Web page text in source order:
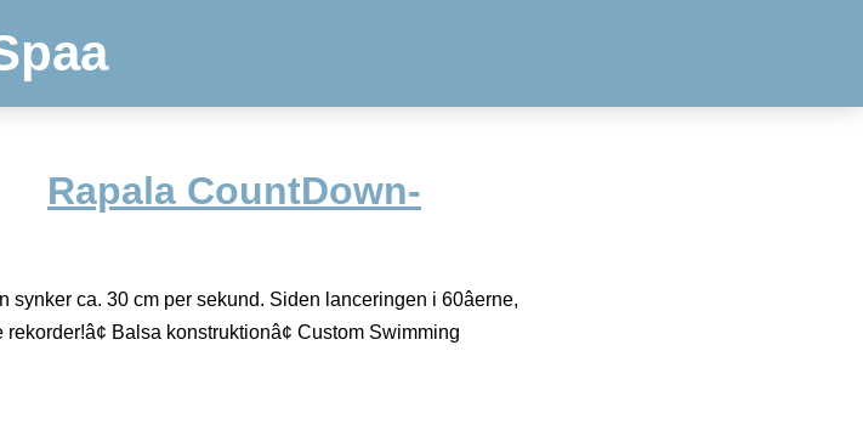
Rapala CountDown-
ca. 30 cm per sekund. Siden lanceringen i 60âerne,
Balsa konstruktionâ¢ Custom Swimming